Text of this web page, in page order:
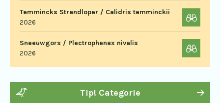
Temmincks Strandloper / Calidris temminckii
2026
Sneeuwgors / Plectrophenax nivalis
2026
Tip! Categorie